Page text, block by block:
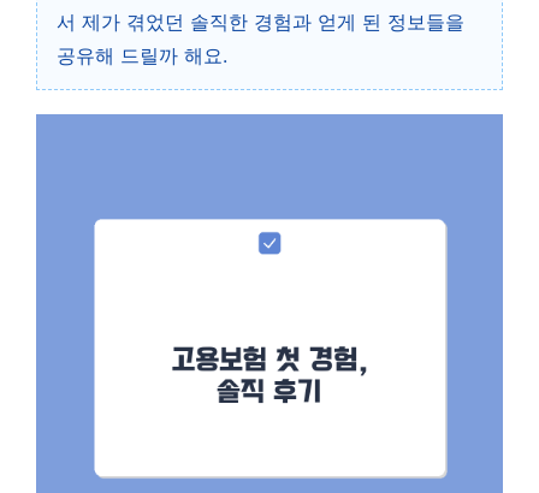
서 제가 겪었던 솔직한 경험과 얻게 된 정보들을
공유해 드릴까 해요.